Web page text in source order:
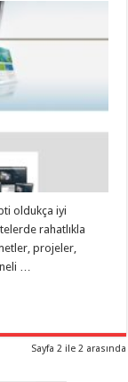
oldukça iyi
rahatlıkla
projeler,
…
Sayfa 2 ile 2 arasında